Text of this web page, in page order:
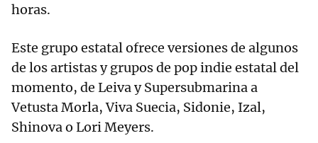
horas.
Este grupo estatal ofrece versiones de algunos
de los artistas y grupos de pop indie estatal del
momento, de Leiva y Supersubmarina a
Vetusta Morla, Viva Suecia, Sidonie, Izal,
Shinova o Lori Meyers.